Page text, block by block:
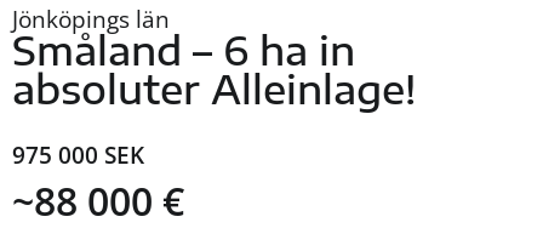
Jönköpings län
Småland – 6 ha in
absoluter Alleinlage!
975 000 SEK
~88 000 €